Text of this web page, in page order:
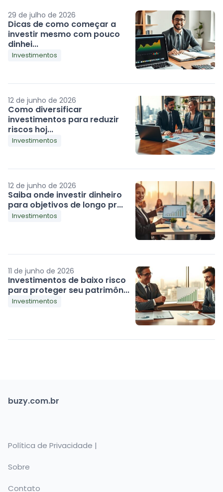
29 de julho de 2026
Dicas de como começar a
investir mesmo com pouco
dinhei...
Investimentos
12 de junho de 2026
Como diversificar
investimentos para reduzir
riscos hoj...
Investimentos
12 de junho de 2026
Saiba onde investir dinheiro
para objetivos de longo pr...
Investimentos
11 de junho de 2026
Investimentos de baixo risco
para proteger seu patrimôn...
Investimentos
buzy.com.br
Política de Privacidade |
Sobre
Contato